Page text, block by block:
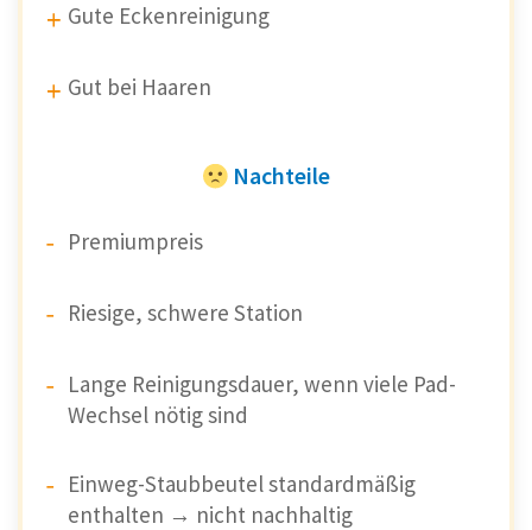
Gute Eckenreinigung
Gut bei Haaren
Nachteile
Premiumpreis
Riesige, schwere Station
Lange Reinigungsdauer, wenn viele Pad-
Wechsel nötig sind
Einweg-Staubbeutel standardmäßig
enthalten → nicht nachhaltig